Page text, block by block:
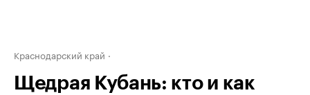
Краснодарский край
Щедрая Кубань: кто и как